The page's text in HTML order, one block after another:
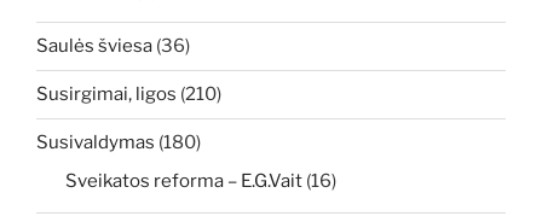
Saulės šviesa (36)
Susirgimai, ligos (210)
Susivaldymas (180)
Sveikatos reforma – E.G.Vait (16)